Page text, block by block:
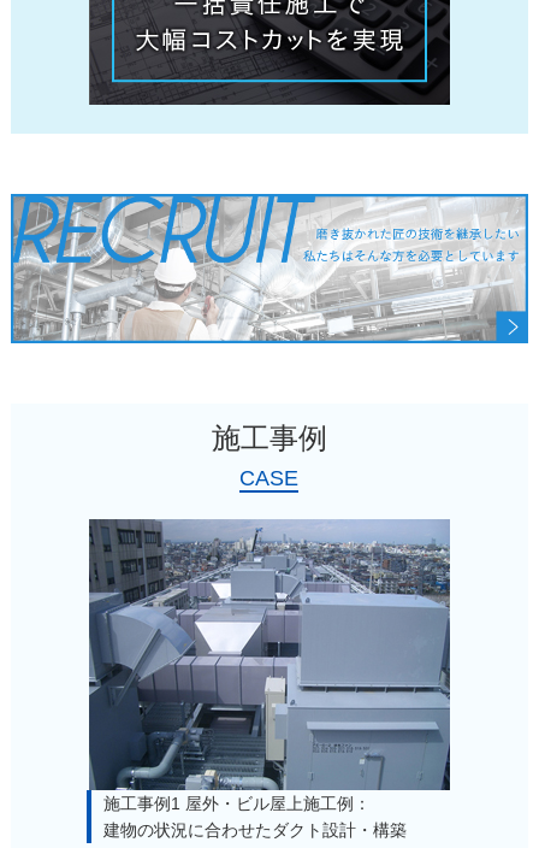
施工事例
CASE
施工事例1 屋外・ビル屋上施工例：
建物の状況に合わせたダクト設計・構築